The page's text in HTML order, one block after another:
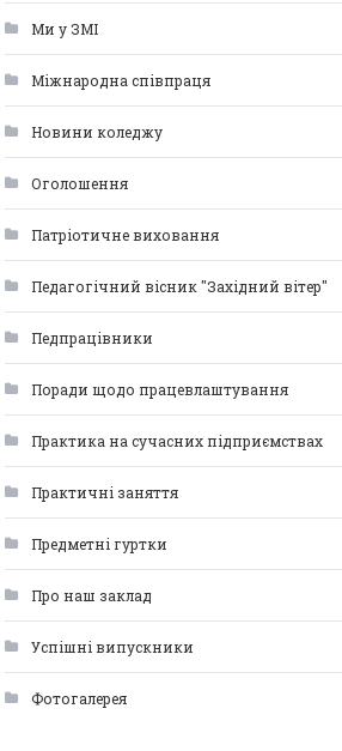
Ми у ЗМІ
Міжнародна співпраця
Новини коледжу
Оголошення
Патріотичне виховання
Педагогічний вісник "Західний вітер"
Педпрацівники
Поради щодо працевлаштування
Практика на сучасних підприємствах
Практичні заняття
Предметні гуртки
Про наш заклад
Успішні випускники
Фотогалерея